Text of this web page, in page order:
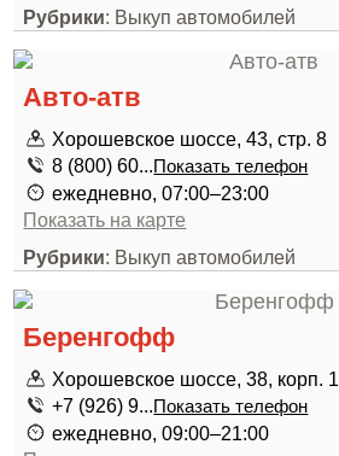
Рубрики: Выкуп автомобилей
Авто-атв
Хорошевское шоссе, 43, стр. 8
8 (800) 60...Показать телефон
ежедневно, 07:00–23:00
Показать на карте
Рубрики: Выкуп автомобилей
Беренгофф
Хорошевское шоссе, 38, корп. 1
+7 (926) 9...Показать телефон
ежедневно, 09:00–21:00